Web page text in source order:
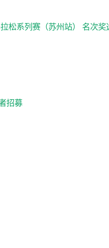
团截止！
2025/01/18
松系列赛（苏州站） 名次
招募